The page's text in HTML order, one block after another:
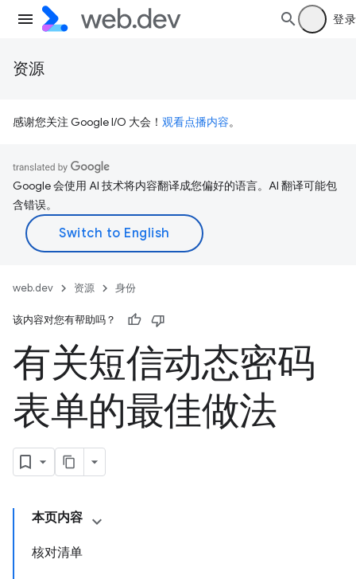
登录
资源
感谢您关注 Google I/O 大会！ 观看点播内容。
Google 会使用 AI 技术将内容翻译成您偏好的语言。AI 翻译可能包
含错误。
web.dev 资源 身份
该内容对您有帮助吗？
有关短信动态密码
表单的最佳做法
本页内容
核对清单